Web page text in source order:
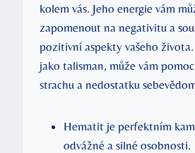
kolem vás. Jeho energie vám
zapomenout na negativitu a
pozitivní aspekty vašeho
jako talisman, může vám
strachu a nedostatku
Hematit je perfektním
odvážné a silné osobnosti.